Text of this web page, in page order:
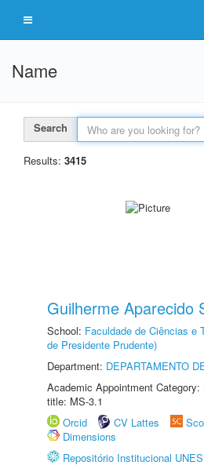
Name
Search
Results: 3415
Guilherme Aparecido
School: Faculdade de Ciências e
de Presidente Prudente)
Department: DEPARTAMENTO
Academic Appointment
title: MS-3.1
Orcid
CV Lattes
Dimensions
Repositório Institucional